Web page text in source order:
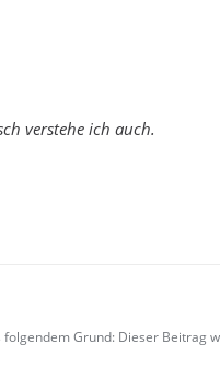
verstehe ich auch.
folgendem Grund: Dieser Beitrag